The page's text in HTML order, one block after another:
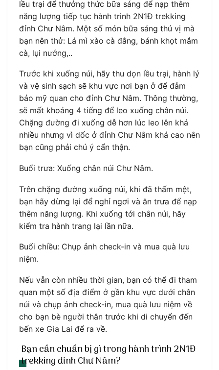
lều trại để thưởng thức bữa sáng để nạp thêm
năng lượng tiếp tục hành trình 2N1Đ trekking
đỉnh Chư Nâm. Một số món bữa sáng thú vị mà
bạn nên thử: Lá mì xào cà đắng, bánh khọt mắm
cà, lụi nướng,..
Trước khi xuống núi, hãy thu dọn lều trại, hành lý
và vệ sinh sạch sẽ khu vực nơi bạn ở để đảm
bảo mỹ quan cho đỉnh Chư Nâm. Thông thường,
sẽ mất khoảng 4 tiếng để leo xuống chân núi.
Chặng đường đi xuống dễ hơn lúc leo lên khá
nhiều nhưng vì dốc ở đỉnh Chư Nâm khá cao nên
bạn cũng phải chú ý cẩn thận.
Buổi trưa: Xuống chân núi Chư Nâm.
Trên chặng đường xuống núi, khi đã thấm mệt,
bạn hãy dừng lại để nghỉ ngơi và ăn trưa để nạp
thêm năng lượng. Khi xuống tới chân núi, hãy
kiểm tra hành trang lại lần nữa.
Buổi chiều: Chụp ảnh check-in và mua quà lưu
niệm.
Nếu vẫn còn nhiều thời gian, bạn có thể đi tham
quan một số địa điểm ở gần khu vực dưới chân
núi và chụp ảnh check-in, mua quà lưu niệm về
cho bạn bè người thân trước khi di chuyển đến
bến xe Gia Lai để ra về.
Bạn cần chuẩn bị gì trong hành trình 2N1Đ
trekking đỉnh Chư Nâm?